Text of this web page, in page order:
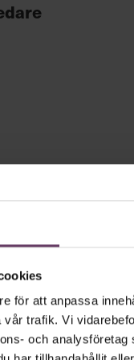
för att anpassa
trafik. Vi
och
och galna
den
”Hellre en